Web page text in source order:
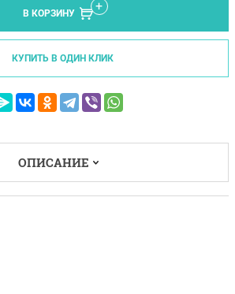
В КОРЗИНУ
КУПИТЬ В ОДИН КЛИК
ОПИСАНИЕ